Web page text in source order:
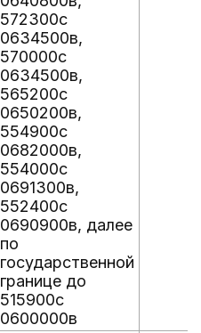
572300с
0634500в,
570000с
0634500в,
565200с
0650200в,
554900с
0682000в,
554000с
0691300в,
552400с
0690900в, далее
по
государственной
границе до
515900с
0600000в